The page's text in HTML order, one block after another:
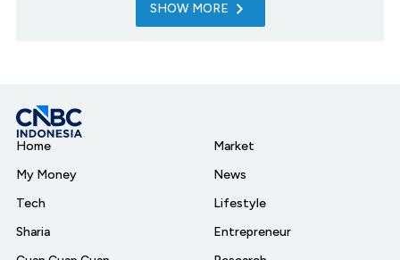
SHOW MORE
Home
My Money
Tech
Sharia
Market
News
Lifestyle
Entrepreneur